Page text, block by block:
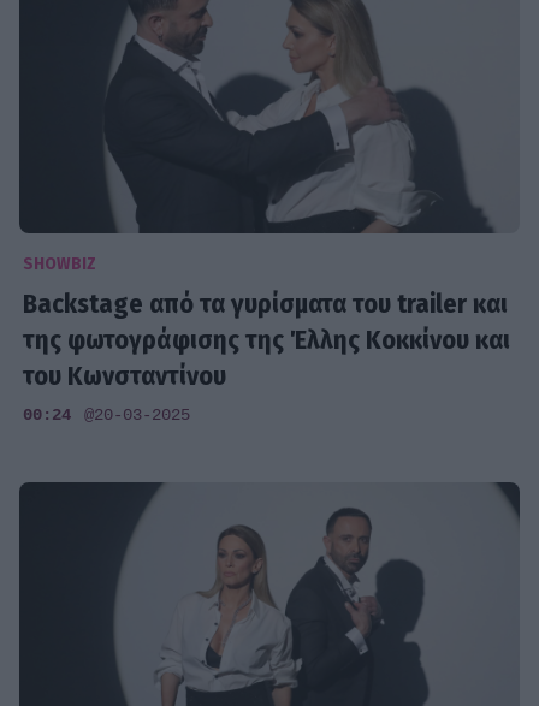
SHOWBIZ
Backstage από τα γυρίσματα του trailer και
της φωτογράφισης της Έλλης Κοκκίνου και
του Κωνσταντίνου
00:24 @20-03-2025